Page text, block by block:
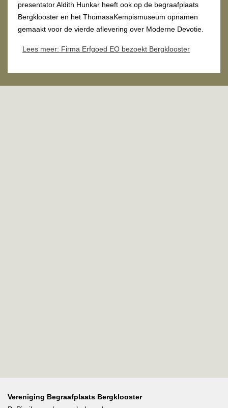
presentator Aldith Hunkar heeft ook op de begraafplaats
Bergklooster en het ThomasaKempismuseum opnamen
gemaakt voor de vierde aflevering over Moderne Devotie.
Lees meer: Firma Erfgoed EO bezoekt Bergklooster
Vereniging Begraafplaats Bergklooster